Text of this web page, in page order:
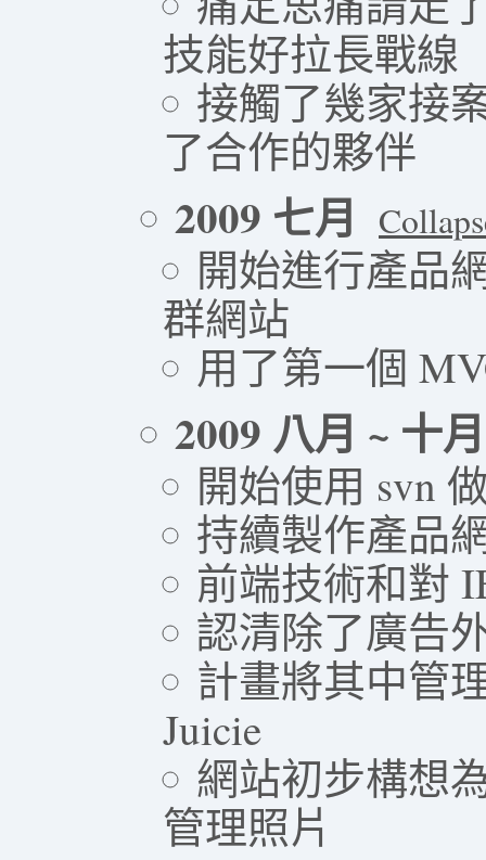
技能好拉長戰線
接觸了幾家接
了合作的夥伴
2009 七月
開始進行產品
群網站
用了第一個
2009 八月 ~ 十月
開始使用 svn
持續製作產品
前端技術和對
認清除了廣告
計畫將其中管
Juicie
網站初步構想
管理照片